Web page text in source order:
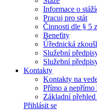
Informace o
Pracuj pro stát
Činnosti dle § 5
Benefity
Úřednická
Služební
Služební
Kontakty
Kontakty na
Přímo a nepřímo
Základní
Přihlásit se